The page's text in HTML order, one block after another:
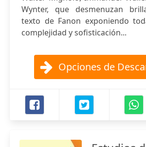
Wynter, que desmenuzan
texto de Fanon exponiendo
complejidad y sofisticación...
Opciones de